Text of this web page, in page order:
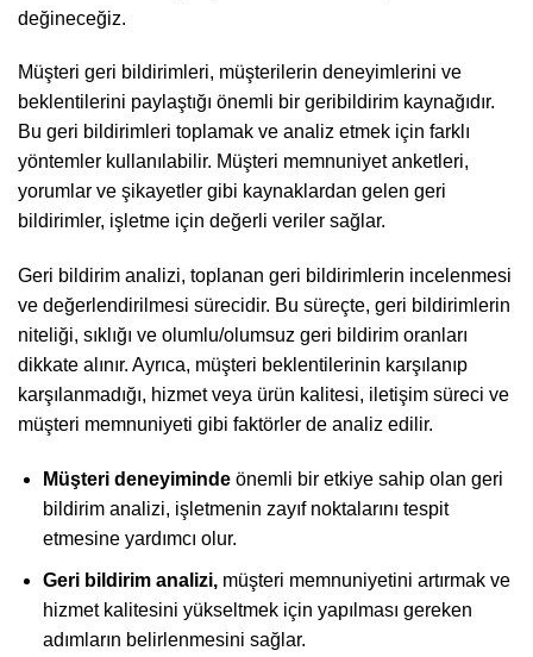
değineceğiz.
Müşteri geri bildirimleri, müşterilerin deneyimlerini ve
beklentilerini paylaştığı önemli bir geribildirim kaynağıdır.
Bu geri bildirimleri toplamak ve analiz etmek için farklı
yöntemler kullanılabilir. Müşteri memnuniyet anketleri,
yorumlar ve şikayetler gibi kaynaklardan gelen geri
bildirimler, işletme için değerli veriler sağlar.
Geri bildirim analizi, toplanan geri bildirimlerin incelenmesi
ve değerlendirilmesi sürecidir. Bu süreçte, geri bildirimlerin
niteliği, sıklığı ve olumlu/olumsuz geri bildirim oranları
dikkate alınır. Ayrıca, müşteri beklentilerinin karşılanıp
karşılanmadığı, hizmet veya ürün kalitesi, iletişim süreci ve
müşteri memnuniyeti gibi faktörler de analiz edilir.
Müşteri deneyimindeönemli bir etkiye sahip olan geri
bildirim analizi, işletmenin zayıf noktalarını tespit
etmesine yardımcı olur.
Geri bildirim analizi,müşteri memnuniyetini artırmak ve
hizmet kalitesini yükseltmek için yapılması gereken
adımların belirlenmesini sağlar.